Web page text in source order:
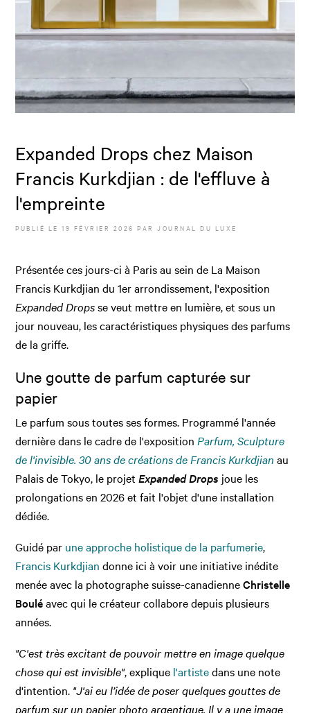
Expanded Drops chez Maison
Francis Kurkdjian : de l'effluve à
l'empreinte
PUBLIÉ LE19 FÉVRIER 2026 PAR JOURNAL DU LUXE
Présentée ces jours-ci à Paris au sein de La Maison
Francis Kurkdjian du 1er arrondissement, l'exposition
Expanded Dropsse veut mettre en lumière, et sous un
jour nouveau, les caractéristiques physiques des parfums
de la griffe.
Une goutte de parfum capturée sur
papier
Le parfum sous toutes ses formes. Programmé l'année
dernière dans le cadre de l'exposition Parfum, Sculpture
de l'invisible. 30 ans de créations de Francis Kurkdjianau
Palais de Tokyo, le projetExpanded Drops joue les
prolongations en 2026 et fait l'objet d'une installation
dédiée.
Guidé par une approche holistique de la parfumerie,
Francis Kurkdjian donne ici à voir une initiative inédite
menée avec la photographe suisse-canadienneChristelle
Bouléavec qui le créateur collabore depuis plusieurs
années.
"C'est très excitant de pouvoir mettre en image quelque
chose qui est invisible", explique l'artistedans une note
d'intention. "J'ai eu l’idée de poser quelques gouttes de
parfum sur un papier photo argentique. Il y a une image